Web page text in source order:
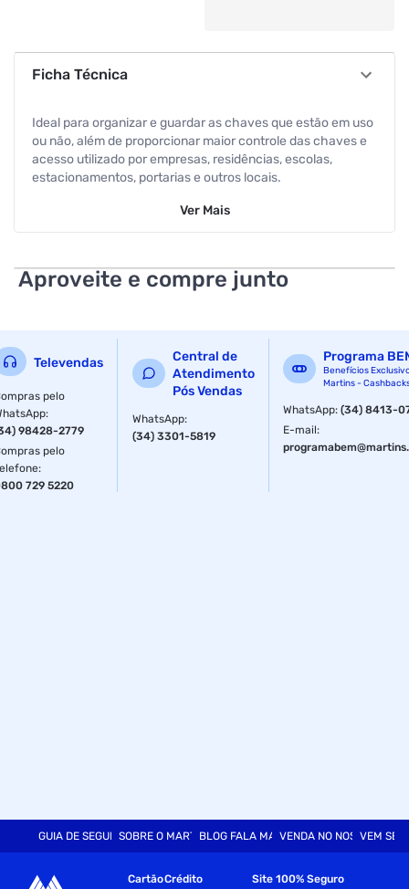
Ficha Técnica
Ideal para organizar e guardar as chaves que estão em uso
ou não, além de proporcionar maior controle das chaves e
acesso utilizado por empresas, residências, escolas,
estacionamentos, portarias e outros locais.
Ver Mais
Aproveite e compre junto
Televendas
pelo
:
98428-2779
pelo
:
729 5220
Central de
Atendimento
Pós Vendas
WhatsApp:
(34) 3301-5819
Programa
Benefícios
Martins -
WhatsApp:(34) 8413-
E-mail:
GUIA DE SEGURANÇASOBRE O MARTINSBLOG FALA MARTVENDA NO NOSSO SITE
VEM SER
CartãoCrédito Site 100% Seguro